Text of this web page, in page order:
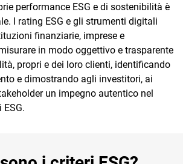
performance ESG e di sostenibilità è
I rating ESG e gli strumenti digitali
finanziarie, imprese e
in modo oggettivo e trasparente
propri e dei loro clienti, identificando
e dimostrando agli investitori, ai
un impegno autentico nel